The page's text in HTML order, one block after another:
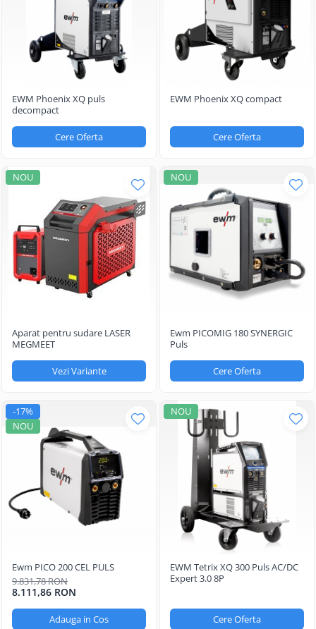
EWM Phoenix XQ puls
decompact
Cere Oferta
EWM Phoenix XQ compact
Cere Oferta
NOU
Aparat pentru sudare LASER
MEGMEET
Vezi Variante
NOU
Ewm PICOMIG 180 SYNERGIC
Puls
Cere Oferta
-17%
NOU
Ewm PICO 200 CEL PULS
9.831,78 RON
8.111,86 RON
Adauga in Cos
NOU
EWM Tetrix XQ 300 Puls AC/DC
Expert 3.0 8P
Cere Oferta